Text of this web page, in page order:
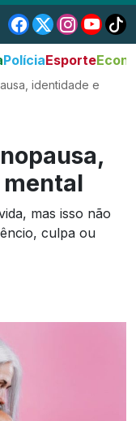
PolíciaEsporte
identidade e
mas isso não
culpa ou